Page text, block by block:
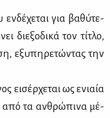
εν­δέ­χε­ται για βα­θύ­τε­
διε­ξο­δι­κά τον τί­τλο,
εξυ­πη­ρε­τώ­ντας την
ει­σέρ­χε­ται ως ενιαία
από τα αν­θρώ­πι­να μέ­